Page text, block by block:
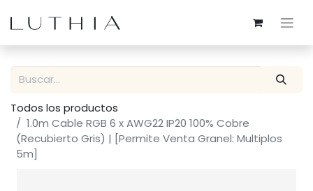
Todos los productos
1.0m Cable RGB 6 x AWG22 IP20 100% Cobre
(Recubierto Gris) | [Permite Venta Granel: Multiplos
5m]